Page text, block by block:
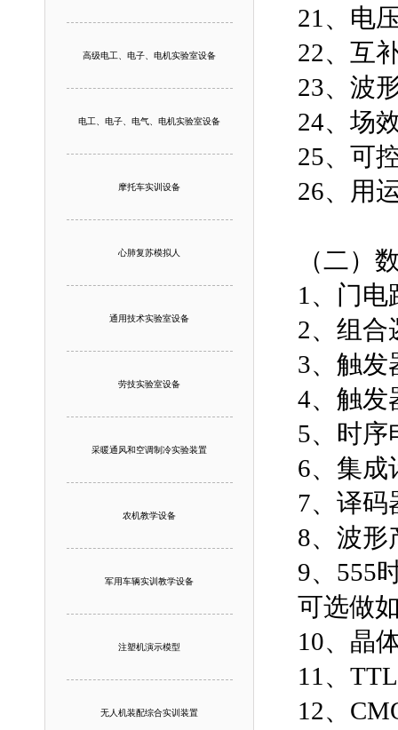
高级电工、电子、电机实验室设备
电工、电子、电气、电机实验室设备
摩托车实训设备
心肺复苏模拟人
通用技术实验室设备
劳技实验室设备
采暖通风和空调制冷实验装置
农机教学设备
军用车辆实训教学设备
注塑机演示模型
无人机装配综合实训装置
21、电
22、互
23、波
24、场
25、可
26、用
（二）
1、门电
2、组合
3、触发
4、触发
5、时序
6、集成
7、译码
8、波形
9、555
可选做
10、晶
11、
12、